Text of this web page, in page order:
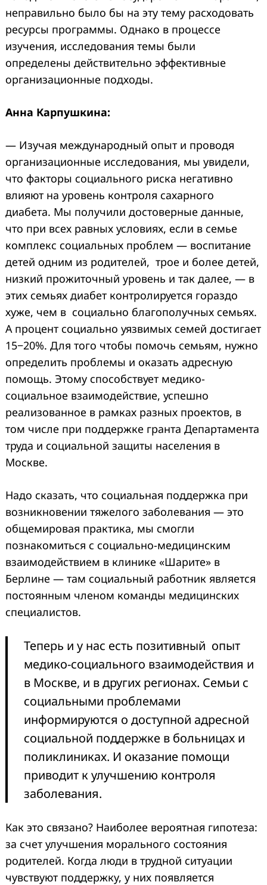
неправильно было бы на эту тему расходовать
ресурсы программы. Однако в процессе
изучения, исследования темы были
определены действительно эффективные
организационные подходы.
Анна Карпушкина:
— Изучая международный опыт и проводя
организационные исследования, мы увидели,
что факторы социального риска негативно
влияют на уровень контроля сахарного
диабета. Мы получили достоверные данные,
что при всех равных условиях, если в семье
комплекс социальных проблем — воспитание
детей одним из родителей, трое и более детей,
низкий прожиточный уровень и так далее, — в
этих семьях диабет контролируется гораздо
хуже, чем в социально благополучных семьях.
А процент социально уязвимых семей достигает
15−20%. Для того чтобы помочь семьям, нужно
определить проблемы и оказать адресную
помощь. Этому способствует медико-
социальное взаимодействие, успешно
реализованное в рамках разных проектов, в
том числе при поддержке гранта Департамента
труда и социальной защиты населения в
Москве.
Надо сказать, что социальная поддержка при
возникновении тяжелого заболевания — это
общемировая практика, мы смогли
познакомиться с социально-медицинским
взаимодействием в клинике «Шарите» в
Берлине — там социальный работник является
постоянным членом команды медицинских
специалистов.
Теперь и у нас есть позитивный опыт
медико-социального взаимодействия и
в Москве, и в других регионах. Семьи с
социальными проблемами
информируются о доступной адресной
социальной поддержке в больницах и
поликлиниках. И оказание помощи
приводит к улучшению контроля
заболевания.
Как это связано? Наиболее вероятная гипотеза:
за счет улучшения морального состояния
родителей. Когда люди в трудной ситуации
чувствуют поддержку, у них появляется